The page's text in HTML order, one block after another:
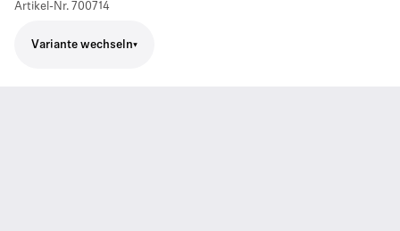
Artikel-Nr. 700714
Variante wechseln